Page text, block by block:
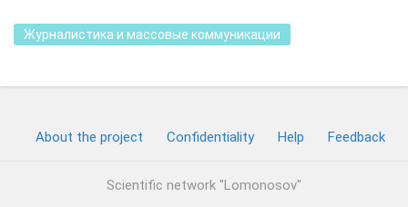
Журналистика и массовые коммуникации
About the project Confidentiality Help Feedback
Scientific network "Lomonosov"